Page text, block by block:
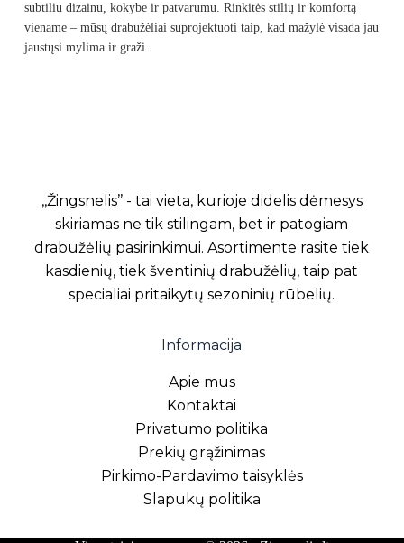
subtiliu dizainu, kokybe ir patvarumu. Rinkitės stilių ir komfortą
viename – mūsų drabužėliai suprojektuoti taip, kad mažylė visada jau
jaustųsi mylima ir graži.
,,Žingsnelis’’ - tai vieta, kurioje didelis dėmesys
skiriamas ne tik stilingam, bet ir patogiam
drabužėlių pasirinkimui. Asortimente rasite tiek
kasdienių, tiek šventinių drabužėlių, taip pat
specialiai pritaikytų sezoninių rūbelių.
Informacija
Apie mus
Kontaktai
Privatumo politika
Prekių grąžinimas
Pirkimo-Pardavimo taisyklės
Slapukų politika